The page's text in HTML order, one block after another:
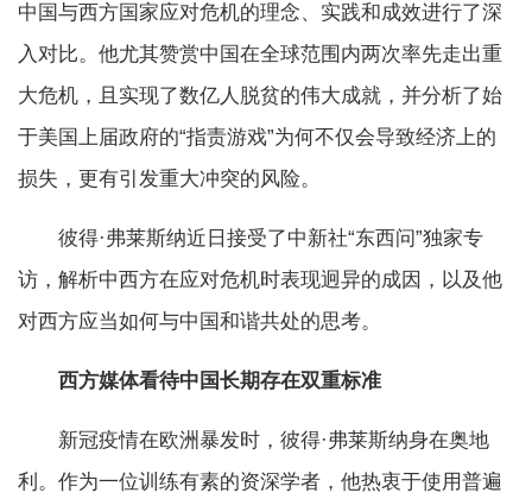
中国与西方国家应对危机的理念、实践和成效进行了深
入对比。他尤其赞赏中国在全球范围内两次率先走出重
大危机，且实现了数亿人脱贫的伟大成就，并分析了始
于美国上届政府的“指责游戏”为何不仅会导致经济上的
损失，更有引发重大冲突的风险。
彼得·弗莱斯纳近日接受了中新社“东西问”独家专
访，解析中西方在应对危机时表现迥异的成因，以及他
对西方应当如何与中国和谐共处的思考。
西方媒体看待中国长期存在双重标准
新冠疫情在欧洲暴发时，彼得·弗莱斯纳身在奥地
利。作为一位训练有素的资深学者，他热衷于使用普遍